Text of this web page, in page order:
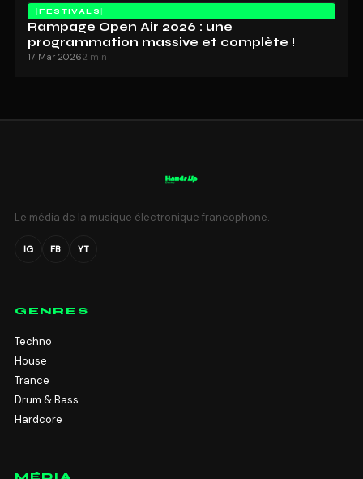
FESTIVALS
Rampage Open Air 2026 : une
programmation massive et complète !
17 Mar 20262 min
Le média de la musique électronique francophone.
IG FB YT
GENRES
Techno
House
Trance
Drum & Bass
Hardcore